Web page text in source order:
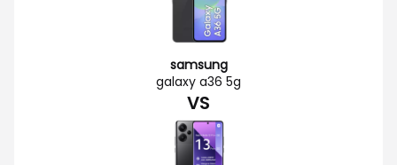
samsung
galaxy a36 5g
VS